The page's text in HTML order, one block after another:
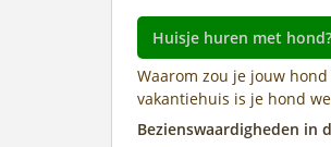
Huisje huren met
Waarom zou je jouw
vakantiehuis is je hond
Bezienswaardigheden in